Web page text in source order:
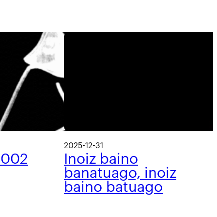
002
2025-12-31
Inoiz baino
banatuago, inoiz
baino batuago